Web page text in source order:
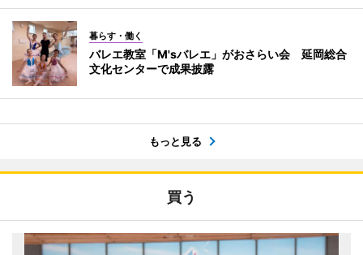
暮らす・働く
バレエ教室「M'sバレエ」がおさらい会 延岡総合
文化センターで成果披露
もっと見る
買う